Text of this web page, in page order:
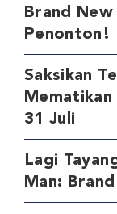
Brand
Penonton!
Saksikan
31 Juli
Lagi
Man: